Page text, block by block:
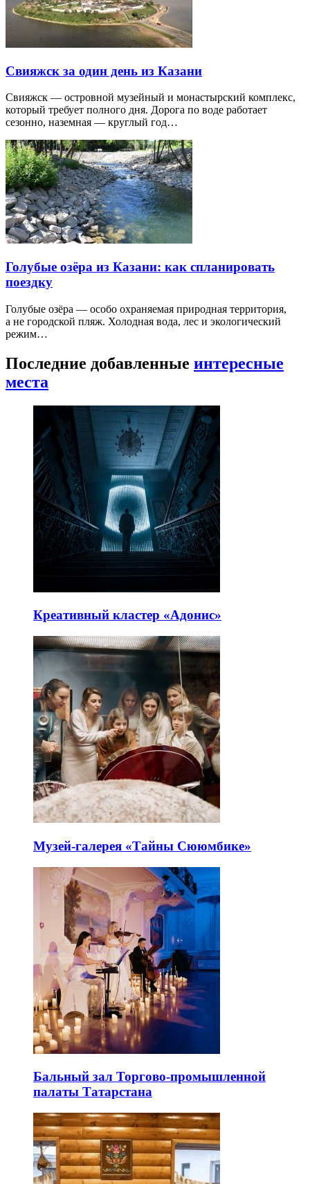
Свияжск за один день из Казани
Свияжск — островной музейный и монастырский комплекс,
который требует полного дня. Дорога по воде работает
сезонно, наземная — круглый год…
Голубые озёра из Казани: как спланировать
поездку
Голубые озёра — особо охраняемая природная территория,
а не городской пляж. Холодная вода, лес и экологический
режим…
Последние добавленные интересные
места
Креативный кластер «Адонис»
Музей-галерея «Тайны Сююмбике»
Бальный зал Торгово-промышленной
палаты Татарстана